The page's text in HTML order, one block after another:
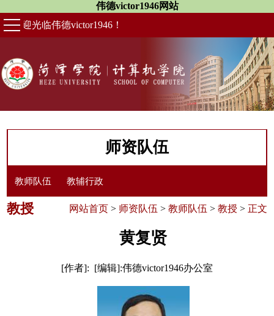
伟德victor1946网站
欢迎光临伟德victor1946！
师资队伍
教师队伍 教辅行政
教授 网站首页 > 师资队伍 > 教师队伍 > 教授 >正文
黄复贤
[作者]: [编辑]:伟德victor1946办公室